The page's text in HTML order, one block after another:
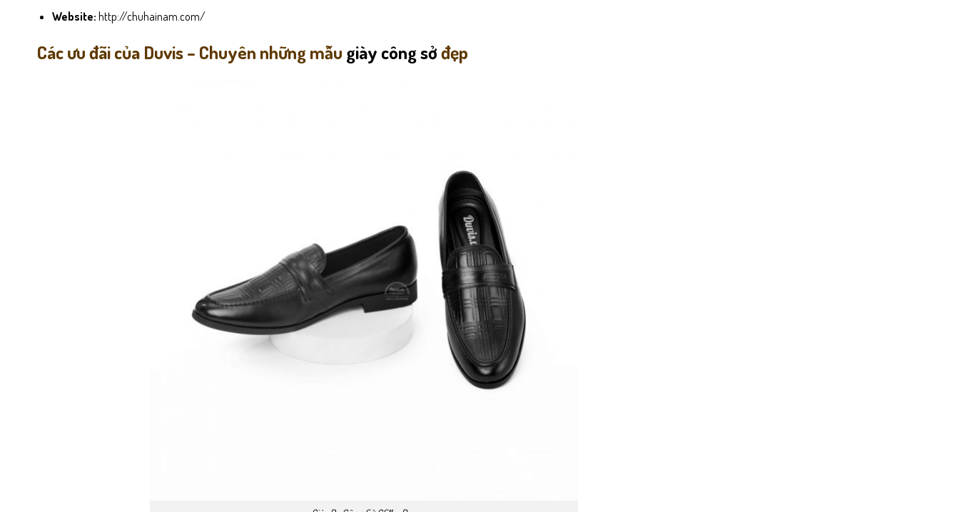
Website: http://chuhainam.com/
Các ưu đãi của Duvis – Chuyên những mẫu giày công sởđẹp